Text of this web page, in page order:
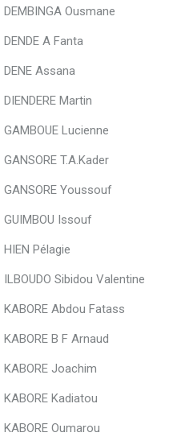
DEMBINGA Ousmane
DENDE A Fanta
DENE Assana
DIENDERE Martin
GAMBOUE Lucienne
GANSORE T.A.Kader
GANSORE Youssouf
GUIMBOU Issouf
HIEN Pélagie
ILBOUDO Sibidou Valentine
KABORE Abdou Fatass
KABORE B F Arnaud
KABORE Joachim
KABORE Kadiatou
KABORE Oumarou